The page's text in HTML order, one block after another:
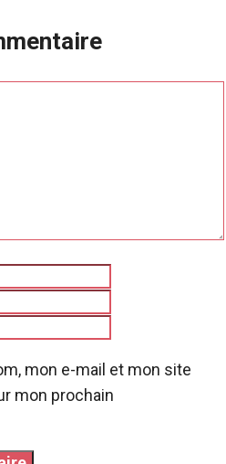
mon e-mail et mon site
mon prochain